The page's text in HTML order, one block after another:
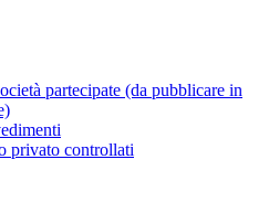
partecipate (da pubblicare in
privato controllati